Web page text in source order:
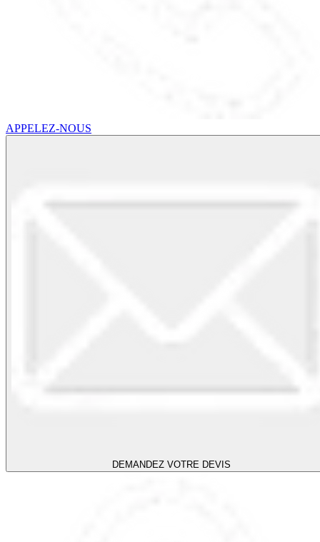
APPELEZ-NOUS
DEMANDEZ VOTRE DEVIS